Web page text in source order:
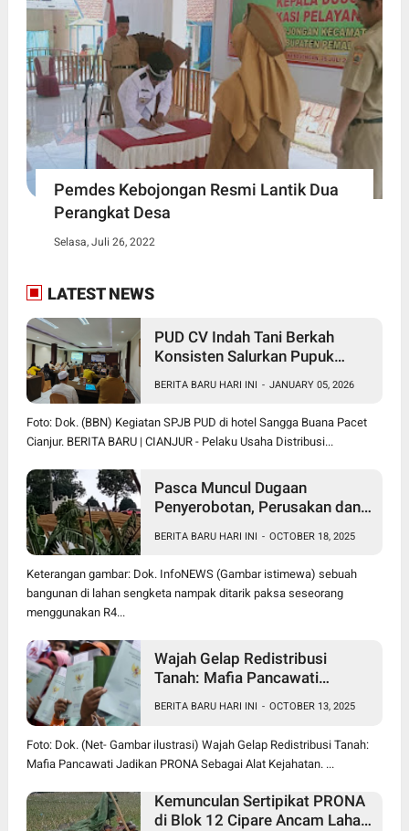
Pemdes Kebojongan Resmi Lantik Dua
Perangkat Desa
Selasa, Juli 26, 2022
LATEST NEWS
PUD CV Indah Tani Berkah
Konsisten Salurkan Pupuk
BERITA BARU HARI INI - JANUARY 05, 2026
Foto: Dok. (BBN) Kegiatan SPJB PUD di hotel Sangga Buana Pacet
Cianjur. BERITA BARU | CIANJUR - Pelaku Usaha Distribusi...
Pasca Muncul Dugaan
Penyerobotan, Perusakan dan
Pancawati Bogor, Kasusnya
Jadi Sorotan Publik
BERITA BARU HARI INI - OCTOBER 18, 2025
Keterangan gambar: Dok. InfoNEWS (Gambar istimewa) sebuah
bangunan di lahan sengketa nampak ditarik paksa seseorang
menggunakan R4...
Wajah Gelap Redistribusi
Tanah: Mafia Pancawati
BERITA BARU HARI INI - OCTOBER 13, 2025
Foto: Dok. (Net- Gambar ilustrasi) Wajah Gelap Redistribusi Tanah:
Mafia Pancawati Jadikan PRONA Sebagai Alat Kejahatan. ...
Kemunculan Sertipikat PRONA
di Blok 12 Cipare Ancam Lahan